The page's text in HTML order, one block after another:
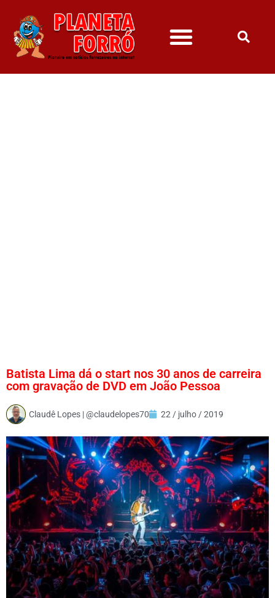
Batista Lima dá o start nos 30 anos de carreira
com gravação de DVD em João Pessoa
Claudê Lopes | @claudelopes70 22 / julho / 2019